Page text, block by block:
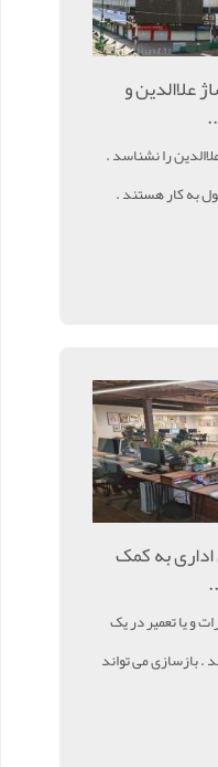
علاالدین و
را نشناسد .
به کار هستند .
به کمک
و یا تعمیر در یک
. بازسازی می تواند